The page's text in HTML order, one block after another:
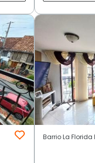
Barrio La Florida